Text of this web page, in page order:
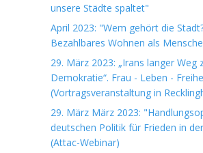
unsere Städte spaltet"
April 2023: "Wem gehört die
Bezahlbares Wohnen als
29. März 2023: „Irans langer Weg
Demokratie“. Frau - Leben -
(Vortragsveranstaltung in
29. März März 2023:
deutschen Politik für Frieden in
(Attac-Webinar)